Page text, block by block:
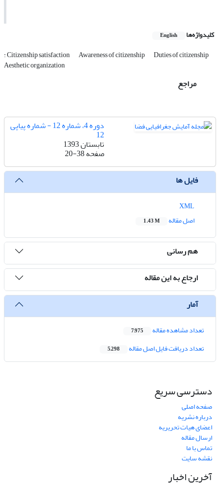
کلیدواژه‌ها English
: Citizenship satisfaction Awareness of citizenship Duties of citizenship
Aesthetic organization
مراجع
دوره 4، شماره 12 - شماره پیاپی
12
تابستان 1393
صفحه20-38
فایل ها
اصل مقاله
1.43 M
هم رسانی
ارجاع به این مقاله
آمار
تعداد مشاهده مقاله 7,975
تعداد دریافت فایل اصل مقاله 5,298
دسترسی سریع
صفحه اصلی
درباره نشریه
اعضای هیات تحریریه
ارسال مقاله
تماس با ما
نقشه سایت
آخرین اخبار